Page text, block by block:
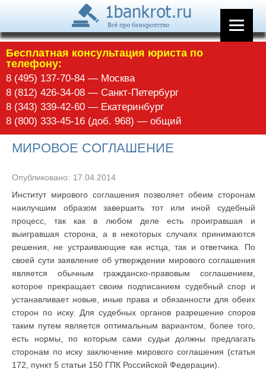
Бесплатная консультация юриста по
телефону:
8 (495) 137-70-84 — Москва
8 (812) 426-34-08 — Санкт-Петербург
8 (343) 339-42-60 — Екатеринбург
8 (800) 333-45-16 (доб. 968) — общий
МИРОВОЕ СОГЛАШЕНИЕ
Опубликовано: 17.04.2014
Институт мирового соглашения позволяет обеим сторонам
наилучшим образом завершить тот или иной судебный
процесс, так как в любом деле есть проигравшая и
выигравшая сторона, а в некоторых случаях принимаются
решения, не устраивающие как истца, так и ответчика. По
своей сути заявление об утверждении мирового соглашения
является обычным гражданско-правовым соглашением,
которое прекращает своим подписанием судебный спор и
устанавливает новые, иные права и обязанности для обеих
сторон по иску. Для судебных органов разрешение споров
таким путем является оптимальным вариантом, более того,
есть нормы, по которым сами судьи должны предлагать
сторонам по иску заключение мирового соглашения (статья
172, пункт 5 статьи 150 ГПК Российской Федерации).